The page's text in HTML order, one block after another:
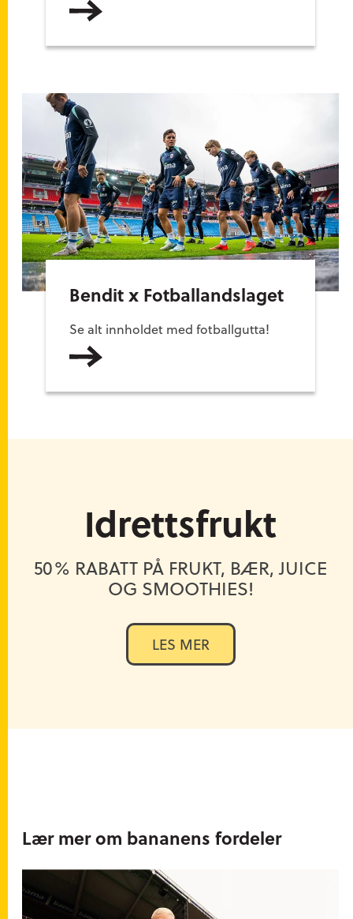
Les mer
Bendit x Fotballandslaget
Se alt innholdet med fotballgutta!
Les mer
Idrettsfrukt
50% RABATT PÅ FRUKT, BÆR, JUICE
OG SMOOTHIES!
LES MER
Lær mer om bananens fordeler